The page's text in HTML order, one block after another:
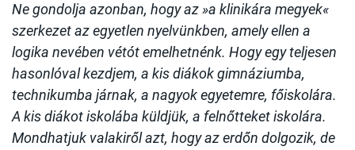
Ne gondolja azonban, hogy az »a klinikára megyek«
szerkezet az egyetlen nyelvünkben, amely ellen a
logika nevében vétót emelhetnénk. Hogy egy teljesen
hasonlóval kezdjem, a kis diákok gimnáziumba,
technikumba járnak, a nagyok egyetemre, főiskolára.
A kis diákot iskolába küldjük, a felnőtteket iskolára.
Mondhatjuk valakiről azt, hogy az erdőn dolgozik, de